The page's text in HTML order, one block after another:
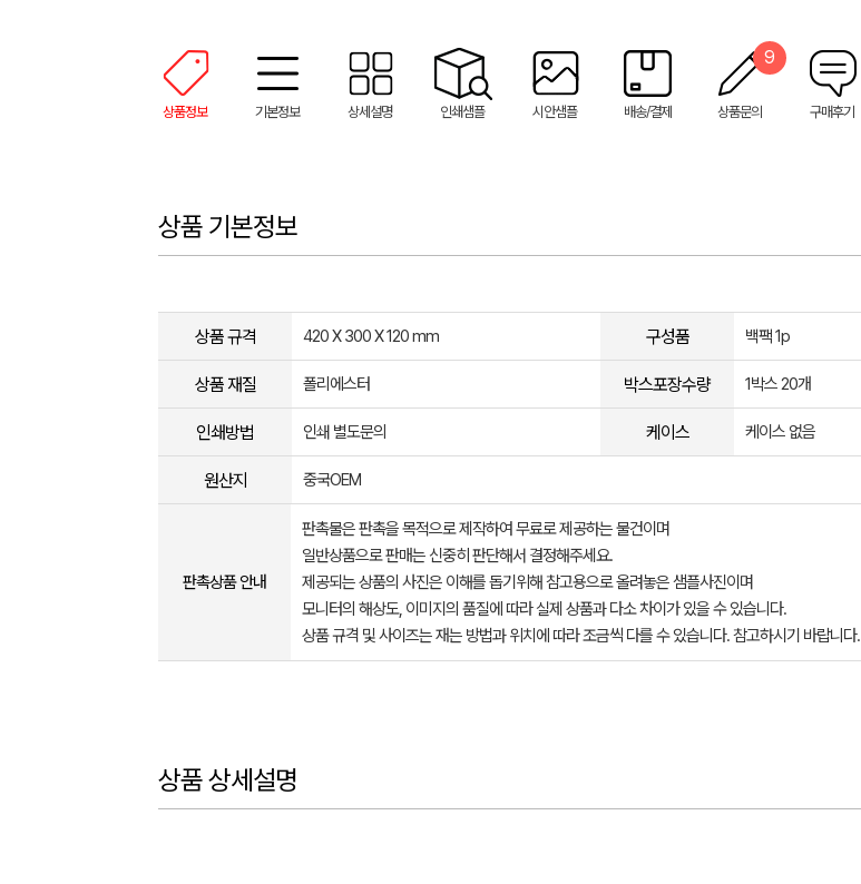
상품정보 기본정보 상세설명 인쇄샘플 시안샘플 배송/결제 상품문의
9
구매후기
상품 기본정보
상품 규격 420 X 300 X 120 mm 구성품 백팩 1p
상품 재질 폴리에스터 박스포장수량 1박스 20개
인쇄방법 인쇄 별도문의 케이스 케이스 없음
원산지 중국OEM
판촉상품 안내
판촉물은 판촉을 목적으로 제작하여 무료로 제공하는 물건이며
일반상품으로 판매는 신중히 판단해서 결정해주세요.
제공되는 상품의 사진은 이해를 돕기위해 참고용으로 올려놓은 샘플사진이며
모니터의 해상도, 이미지의 품질에 따라 실제 상품과 다소 차이가 있을 수 있습니다.
상품 규격 및 사이즈는 재는 방법과 위치에 따라 조금씩 다를 수 있습니다. 참고하시기 바랍니다.
상품 상세설명